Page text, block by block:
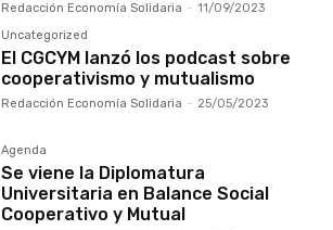
Redacción Economía Solidaria - 11/09/2023
Uncategorized
El CGCYM lanzó los podcast sobre
cooperativismo y mutualismo
Redacción Economía Solidaria - 25/05/2023
Agenda
Se viene la Diplomatura
Universitaria en Balance Social
Cooperativo y Mutual